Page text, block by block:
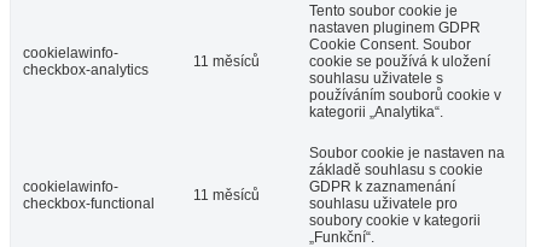
cookielawinfo-
checkbox-analytics
11 měsíců
Tento soubor cookie je
nastaven pluginem GDPR
Cookie Consent. Soubor
cookie se používá k uložení
souhlasu uživatele s
používáním souborů cookie v
kategorii „Analytika“.
cookielawinfo-
checkbox-functional
11 měsíců
Soubor cookie je nastaven na
základě souhlasu s cookie
GDPR k zaznamenání
souhlasu uživatele pro
soubory cookie v kategorii
„Funkční“.